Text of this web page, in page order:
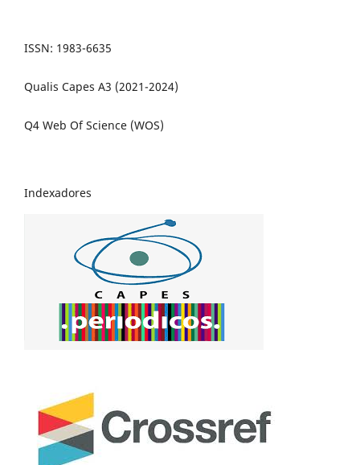
ISSN: 1983-6635
Qualis Capes A3 (2021-2024)
Q4 Web Of Science (WOS)
Indexadores